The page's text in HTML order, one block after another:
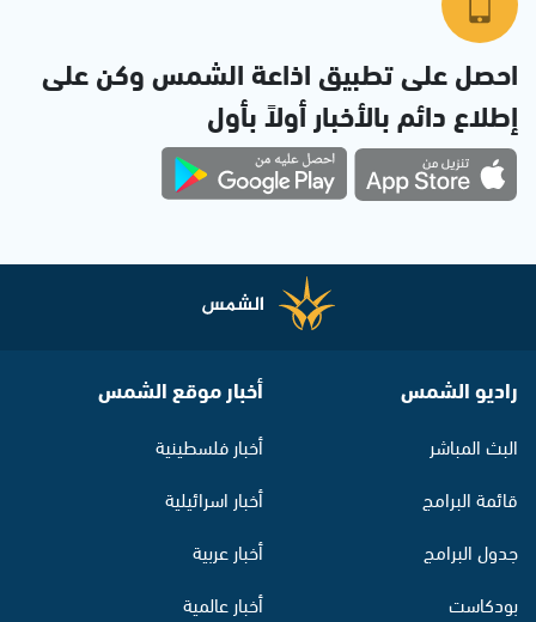
احصل على تطبيق اذاعة الشمس وكن على
إطلاع دائم بالأخبار أولاً بأول
راديو الشمس
البث المباشر
قائمة البرامج
جدول البرامج
بودكاست
أخبار موقع الشمس
أخبار فلسطينية
أخبار اسرائيلية
أخبار عربية
أخبار عالمية